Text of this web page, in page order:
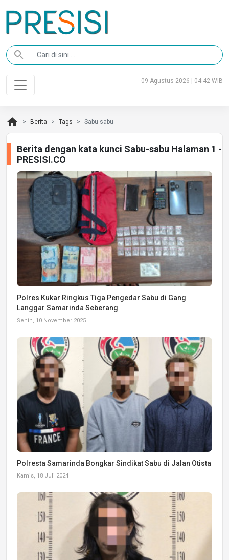
search
09 Agustus 2026 | 04:42 WIB
home Berita Tags Sabu-sabu
Berita dengan kata kunci Sabu-sabu Halaman 1 -
PRESISI.CO
Polres Kukar Ringkus Tiga Pengedar Sabu di Gang
Langgar Samarinda Seberang
Senin, 10 November 2025
Polresta Samarinda Bongkar Sindikat Sabu di Jalan Otista
Kamis, 18 Juli 2024